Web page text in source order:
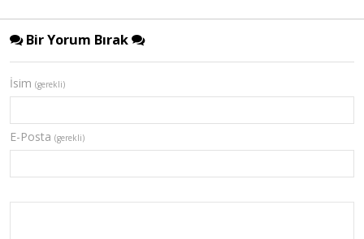
Bir Yorum Bırak
İsim (gerekli)
E-Posta (gerekli)